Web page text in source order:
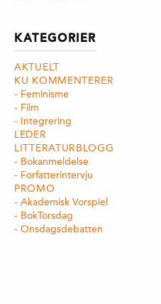
KATEGORIER
AKTUELT
KU KOMMENTERER
Feminisme
Film
Integrering
LEDER
LITTERATURBLOGG
Bokanmeldelse
Forfatterintervju
PROMO
Akademisk Vorspiel
BokTorsdag
Onsdagsdebatten